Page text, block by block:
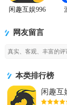
闲趣互娱996
网友留言
本类排行榜
闲趣互
赚钱版